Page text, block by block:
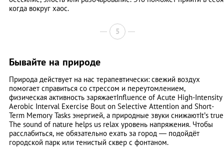
когда вокруг хаос.
5
Бывайте на природе
Природа действует на нас терапевтически: свежий воздух
помогает справиться со стрессом и переутомлением,
физическая активность заряжаетInfluence of Acute High-Intensity
Aerobic Interval Exercise Bout on Selective Attention and Short-
Term Memory Tasks энергией, а природные звуки снижаютIt’s
The sound of nature helps us relax уровень напряжения. Чтобы
расслабиться, не обязательно ехать за город — подойдёт
городской парк или тенистый сквер с фонтаном.